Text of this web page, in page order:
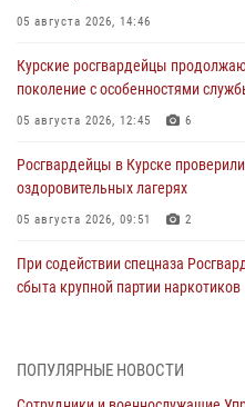
05 августа 2026, 14:46
Курские росгвардейцы
поколение с особенностями
05 августа 2026, 12:45 6
Росгвардейцы в Курске
оздоровительных лагерях
05 августа 2026, 09:51 2
При содействии спецназа
сбыта крупной партии наркотиков
За прошедшую неделю
ПОПУЛЯРНЫЕ НОВОСТИ